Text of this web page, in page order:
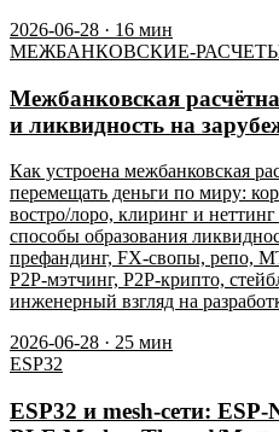
2026-06-28 · 16 мин
МЕЖБАНКОВСКИЕ-
Межбанковская
и ликвидность на
Как устроена межбанковская
перемещать деньги по миру:
востро/лоро, клиринг и
способы образования
префандинг, FX-свопы, репо,
P2P-мэтчинг, P2P-крипто,
инженерный взгляд на
2026-06-28 · 25 мин
ESP32
ESP32 и mesh-сети: